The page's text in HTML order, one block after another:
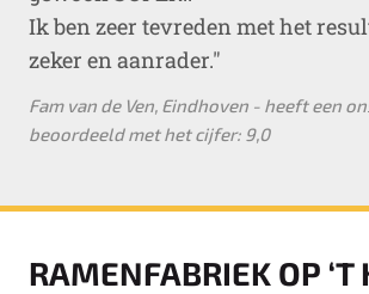
Ik ben zeer tevreden met het
zeker en aanrader.
Fam van de Ven, Eindhoven - heeft een
beoordeeld met het cijfer: 9,0
RAMENFABRIEK OP ‘T